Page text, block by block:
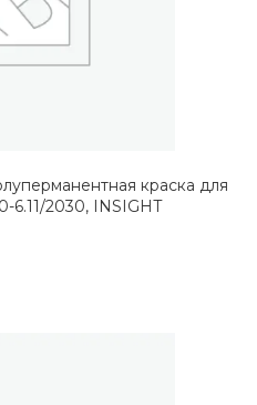
краска для
6.11/2030, INSIGHT